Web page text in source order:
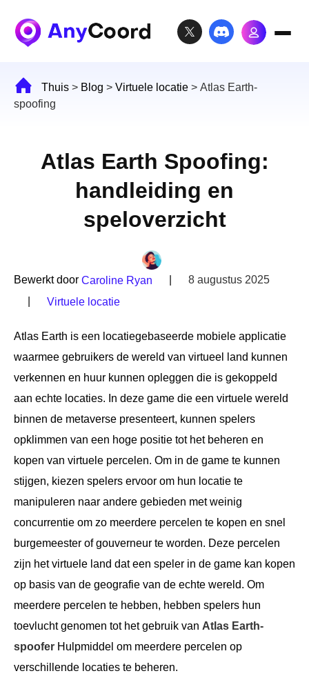
Thuis > Blog > Virtuele locatie > Atlas Earth-
spoofing
Atlas Earth Spoofing:
handleiding en
speloverzicht
Bewerkt door Caroline Ryan
8 augustus 2025
Virtuele locatie
Atlas Earth is een locatiegebaseerde mobiele applicatie
waarmee gebruikers de wereld van virtueel land kunnen
verkennen en huur kunnen opleggen die is gekoppeld
aan echte locaties. In deze game die een virtuele wereld
binnen de metaverse presenteert, kunnen spelers
opklimmen van een hoge positie tot het beheren en
kopen van virtuele percelen. Om in de game te kunnen
stijgen, kiezen spelers ervoor om hun locatie te
manipuleren naar andere gebieden met weinig
concurrentie om zo meerdere percelen te kopen en snel
burgemeester of gouverneur te worden. Deze percelen
zijn het virtuele land dat een speler in de game kan kopen
op basis van de geografie van de echte wereld. Om
meerdere percelen te hebben, hebben spelers hun
toevlucht genomen tot het gebruik van Atlas Earth-
spoofer Hulpmiddel om meerdere percelen op
verschillende locaties te beheren.